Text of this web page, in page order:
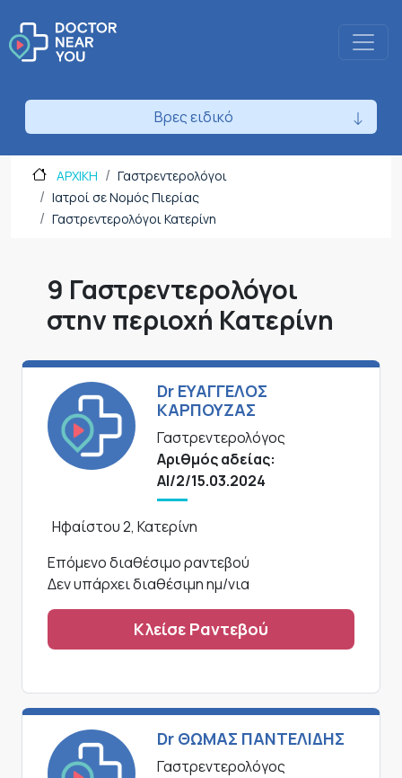
Βρες ειδικό
ΑΡΧΙΚΗ
Γαστρεντερολόγοι
Ιατροί σε Νομός Πιερίας
Γαστρεντερολόγοι Κατερίνη
9 Γαστρεντερολόγοι
στην περιοχή Κατερίνη
Dr ΕΥΑΓΓΕΛΟΣ
ΚΑΡΠΟΥΖΑΣ
Γαστρεντερολόγος
Αριθμός αδείας:
ΑΙ/2/15.03.2024
Ηφαίστου 2, Κατερίνη
Επόμενο διαθέσιμο ραντεβού
Δεν υπάρχει διαθέσιμη ημ/νια
Κλείσε Ραντεβού
Dr ΘΩΜΑΣ ΠΑΝΤΕΛΙΔΗΣ
Γαστρεντερολόγος